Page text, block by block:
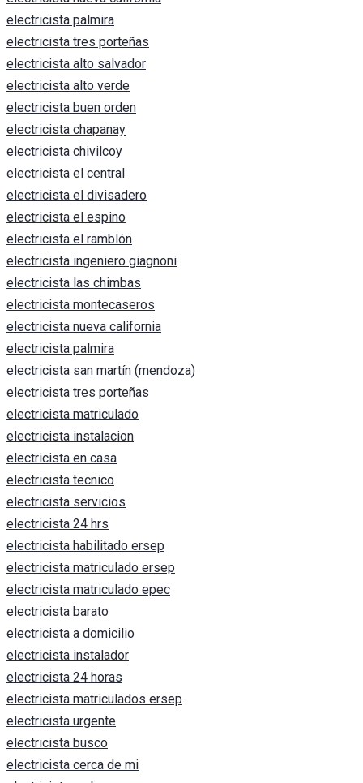
electricista palmira
electricista tres porteñas
electricista alto salvador
electricista alto verde
electricista buen orden
electricista chapanay
electricista chivilcoy
electricista el central
electricista el divisadero
electricista el espino
electricista el ramblón
electricista ingeniero giagnoni
electricista las chimbas
electricista montecaseros
electricista nueva california
electricista palmira
electricista san martín (mendoza)
electricista tres porteñas
electricista matriculado
electricista instalacion
electricista en casa
electricista tecnico
electricista servicios
electricista 24 hrs
electricista habilitado ersep
electricista matriculado ersep
electricista matriculado epec
electricista barato
electricista a domicilio
electricista instalador
electricista 24 horas
electricista matriculados ersep
electricista urgente
electricista busco
electricista cerca de mi